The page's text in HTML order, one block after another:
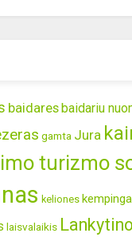
baidaresbaidariu
gamta Jura
turizmo
keliones
laisvalaikis